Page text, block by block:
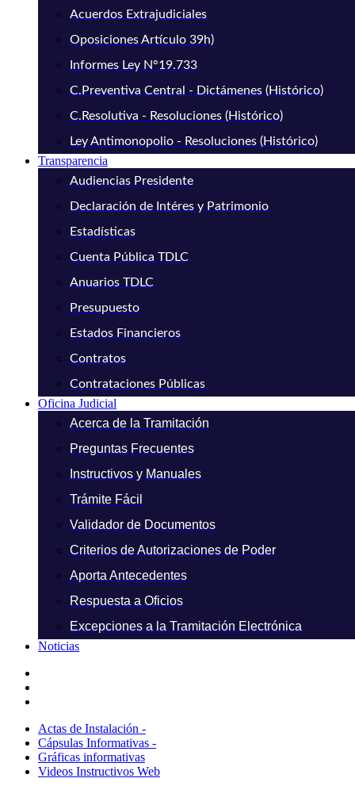
Acuerdos Extrajudiciales
Oposiciones Artículo 39h)
Informes Ley N°19.733
C.Preventiva Central - Dictámenes (Histórico)
C.Resolutiva - Resoluciones (Histórico)
Ley Antimonopolio - Resoluciones (Histórico)
Transparencia
Audiencias Presidente
Declaración de Intéres y Patrimonio
Estadísticas
Cuenta Pública TDLC
Anuarios TDLC
Presupuesto
Estados Financieros
Contratos
Contrataciones Públicas
Oficina Judicial
Acerca de la Tramitación
Preguntas Frecuentes
Instructivos y Manuales
Trámite Fácil
Validador de Documentos
Criterios de Autorizaciones de Poder
Aporta Antecedentes
Respuesta a Oficios
Excepciones a la Tramitación Electrónica
Noticias
Actas de Instalación -
Cápsulas Informativas -
Gráficas informativas
Videos Instructivos Web